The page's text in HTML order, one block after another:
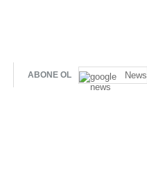
ABONE OL News